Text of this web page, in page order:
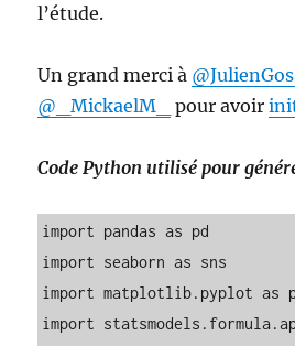
l’étude.
Un grand merci à
@_MickaelM_
pour avoir
Code Python utilisé pour
import pandas as pd
import seaborn as sns
import matplotlib.pyplot as
import